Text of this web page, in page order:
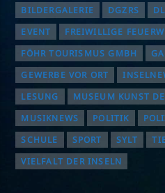
BILDERGALERIE
DGZRS
EVENT
FREIWILLIGE
FÖHR TOURISMUS GMBH
GEWERBE VOR ORT
LESUNG
MUSEUM KUNST
MUSIKNEWS
POLITIK
SCHULE
SPORT SYLT
VIELFALT DER INSELN